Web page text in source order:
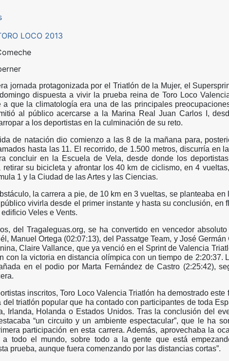
jornada protagonizada por el Triatlón de la Mujer, el
dispuesta a vivir la prueba reina de Toro Loco
a que la climatología era una de las principales
al público acercarse a la Marina Real Juan Carlos I,
a los deportistas en la culminación de su reto.
de natación dio comienzo a las 8 de la mañana para,
hasta las 11. El recorrido, de 1.500 metros, discurría en
concluir en la Escuela de Vela, desde donde los
retirar su bicicleta y afrontar los 40 km de ciclismo, en 4
1 y la Ciudad de las Artes y las Ciencias.
la carrera a pie, de 10 km en 3 vueltas, se planteaba en
vivirla desde el primer instante y hasta su conclusión, en
Veles e Vents.
del Tragaleguas.org, se ha convertido en vencedor
Manuel Ortega (02:07:13), del Passatge Team, y José
Claire Vallance, que ya venció en el Sprint de Valencia
con la victoria en distancia olímpica con un tiempo de 2:20:37.
en el podio por Marta Fernández de Castro (2:25:42),
inscritos, Toro Loco Valencia Triatlón ha demostrado este
del triatlón popular que ha contado con participantes de toda
Irlanda, Holanda o Estados Unidos. Tras la conclusión del
“un circuito y un ambiente espectacular”, que le ha
participación en esta carrera. Además, aprovechaba la
a todo el mundo, sobre todo a la gente que está
prueba, aunque fuera comenzando por las distancias cortas”.